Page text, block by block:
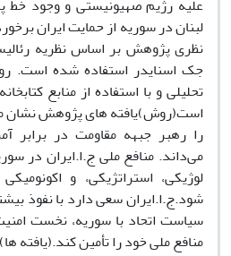
علیه رژیم صهیونیستی و وجود خط
لبنان در سوریه از حمایت ایران
نظری پژوهش بر اساس نظریه
جک اسنایدر استفاده شده است.
تحلیلی و با استفاده از منابع
است(روش)یافته های پژوهش نشان
را رهبر جبهه مقاومت در برابر
می‌داند. منافع ملی ج.ا.ایران در
لوژیکی، استراتژیکی، و
شود.ج.ا.ایران سعی دارد با نفوذ
سیاست اتحاد با سوریه، نخست
منافع ملی خود را تأمین کند.(یافته